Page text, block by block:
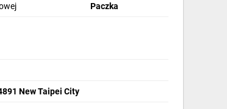
Paczka
New Taipei City